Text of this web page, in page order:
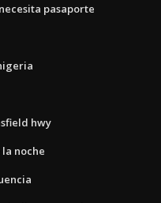
pasaporte
hwy
noche